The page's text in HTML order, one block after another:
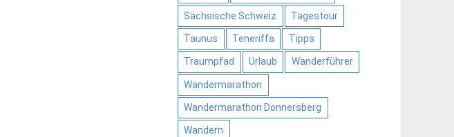
Sächsische Schweiz Tagestour
Taunus Teneriffa Tipps
Traumpfad Urlaub Wanderführer
Wandermarathon
Wandermarathon Donnersberg
Wandern